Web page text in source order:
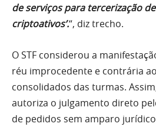
de serviços para tercerização
criptoativos’.“, diz trecho.
O STF considerou a
réu improcedente e contrária
consolidados das turmas.
autoriza o julgamento direto
de pedidos sem amparo